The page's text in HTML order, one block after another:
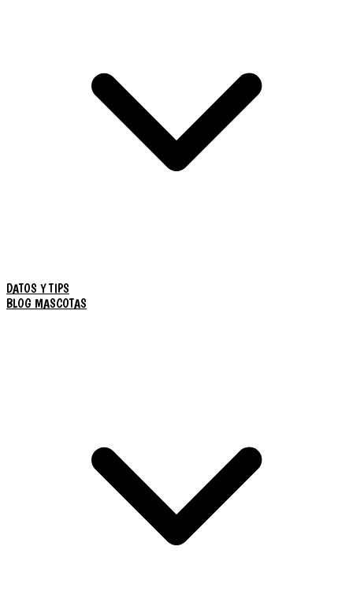
DATOS Y TIPS
BLOG MASCOTAS